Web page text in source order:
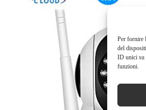
Per fornire
del
ID unici su
funzioni.